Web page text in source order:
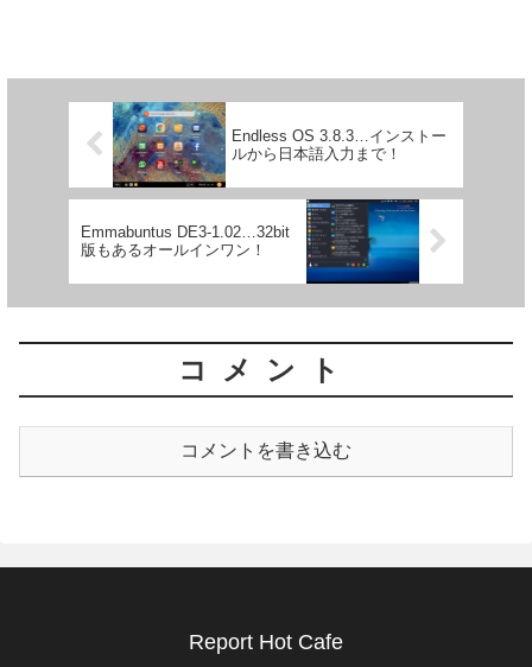
Endless OS 3.8.3…インストー
ルから日本語入力まで！
Emmabuntus DE3-1.02…32bit
版もあるオールインワン！
コメント
コメントを書き込む
Report Hot Cafe